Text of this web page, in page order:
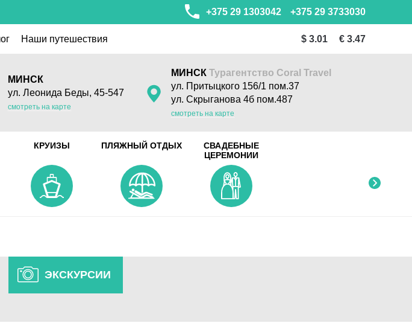
+375 29 3733030
+375 29 1303042
Наши путешествия $ 3.01 € 3.47
МИНСК
ул. Леонида Беды, 45-547
смотреть на карте
МИНСК Турагентство Coral Travel
ул. Притыцкого 156/1 пом.37
ул. Скрыганова 4б пом.487
смотреть на карте
КРУИЗЫ ПЛЯЖНЫЙ ОТДЫХ
СВАДЕБНЫЕ
ЦЕРЕМОНИИ
ЭКСКУРСИИ